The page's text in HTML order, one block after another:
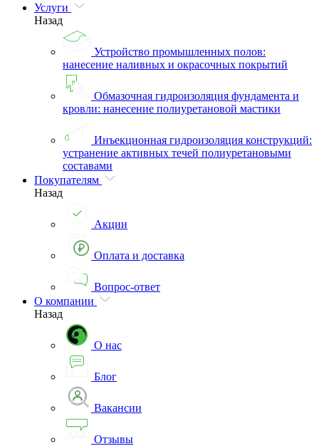
Услуги
Назад
Устройство промышленных полов:
нанесение наливных и окрасочных покрытий
Обмазочная гидроизоляция фундамента и
кровли: нанесение полиуретановой мастики
Инъекционная гидроизоляция конструкций:
устранение активных течей полиуретановыми
составами
Покупателям
Назад
Акции
Оплата и доставка
Вопрос-ответ
О компании
Назад
О нас
Блог
Вакансии
Отзывы